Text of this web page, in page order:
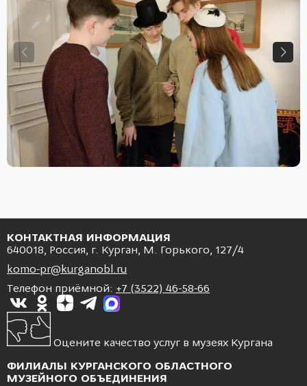
КОНТАКТНАЯ ИНФОРМАЦИЯ
640018, Россия, г. Курган, М. Горького, 127/4
komo-pr@kurganobl.ru
Телефон приёмной: +7 (3522) 46-58-66
Оцените качество услуг в музеях Кургана
ФИЛИАЛЫ КУРГАНСКОГО ОБЛАСТНОГО
МУЗЕЙНОГО ОБЪЕДИНЕНИЯ